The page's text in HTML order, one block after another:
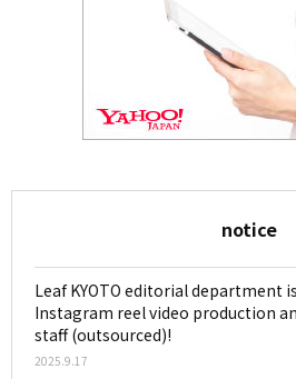
notice
Leaf KYOTO editorial department
Instagram reel video production
staff (outsourced)!
2025.9.17